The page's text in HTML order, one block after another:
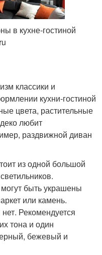
в кухне-гостиной
классики и
кухни-гостиной
цвета, растительные
любит
раздвижной диван
из одной большой
быть украшены
или камень.
Рекомендуется
тона и один
бежевый и